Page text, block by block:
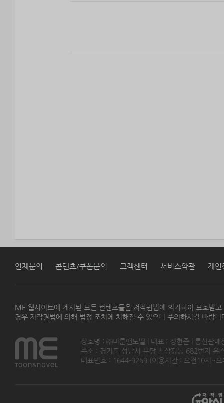
연재문의 콘텐츠/쿠폰문의 고객센터 서비스약관 개인
ME 웹사이트에 게시된 모든 컨텐츠들은 저작권법에 의거하여 보호받
경우 저작권법에 의해 법정 조치에 처해질 수 있으니 주의하시길 바랍니
상호명 : ㈜미툰앤노벨 | 대표 : 정현준 | 통신판
주소 : 경기도 성남시 분당구 삼평동 682번지
대표번호 : 1644-9259 (이용시간 : 오전10시~